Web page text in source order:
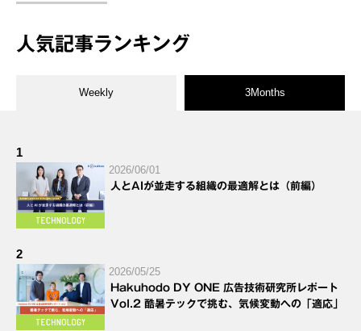
人気記事ランキング
Weekly 3Months
1
2026/06/01
人とAIが並走する組織の最適解とは（前編）
2
2026/05/25
Hakuhodo DY ONE 広告技術研究所レポート
Vol.2 酷暑テックで挑む、気候変動への「適応」